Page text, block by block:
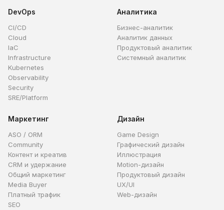
DevOps
CI/CD
Cloud
IaC
Infrastructure
Kubernetes
Observability
Security
SRE/Platform
Аналитика
Бизнес-аналитик
Аналитик данных
Продуктовый аналитик
Системный аналитик
Маркетинг
ASO / ORM
Community
Контент и креатив
CRM и удержание
Общий маркетинг
Media Buyer
Платный трафик
SEO
Дизайн
Game Design
Графический дизайн
Иллюстрация
Motion-дизайн
Продуктовый дизайн
UX/UI
Web-дизайн